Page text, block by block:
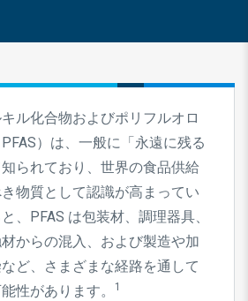
ル化合物およびポリフルオロ
）は、一般に「永遠に残る
られており、世界の食品供給
物質として認識が高まってい
、PFAS は包装材、調理器具、
からの混入、および製造や加
ど、さまざまな経路を通して
性があります。
1